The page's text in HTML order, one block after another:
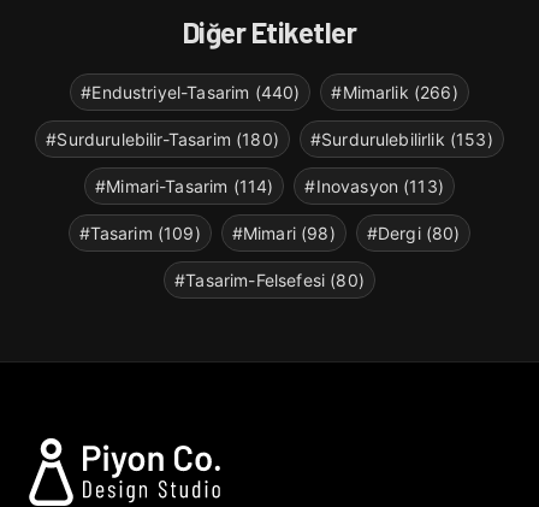
Diğer Etiketler
#Endustriyel-Tasarim (440) #Mimarlik (266)
#Surdurulebilir-Tasarim (180) #Surdurulebilirlik (153)
#Mimari-Tasarim (114) #Inovasyon (113)
#Tasarim (109) #Mimari (98) #Dergi (80)
#Tasarim-Felsefesi (80)